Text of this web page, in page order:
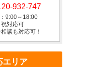
932-747
9:00～18:00
対応可
談も対応可！
エリア